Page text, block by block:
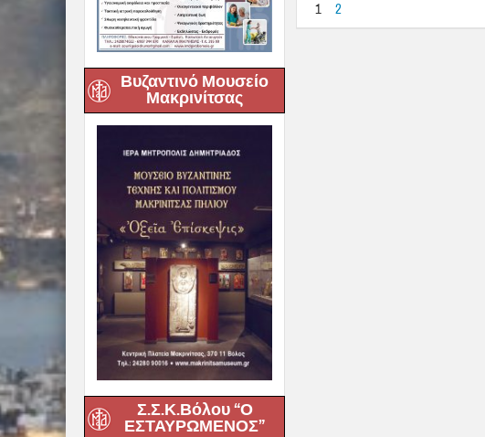
Βυζαντινό Μουσείο
Μακρινίτσας
Σ.Σ.Κ.Βόλου “Ο
ΕΣΤΑΥΡΩΜΕΝΟΣ”
1 2